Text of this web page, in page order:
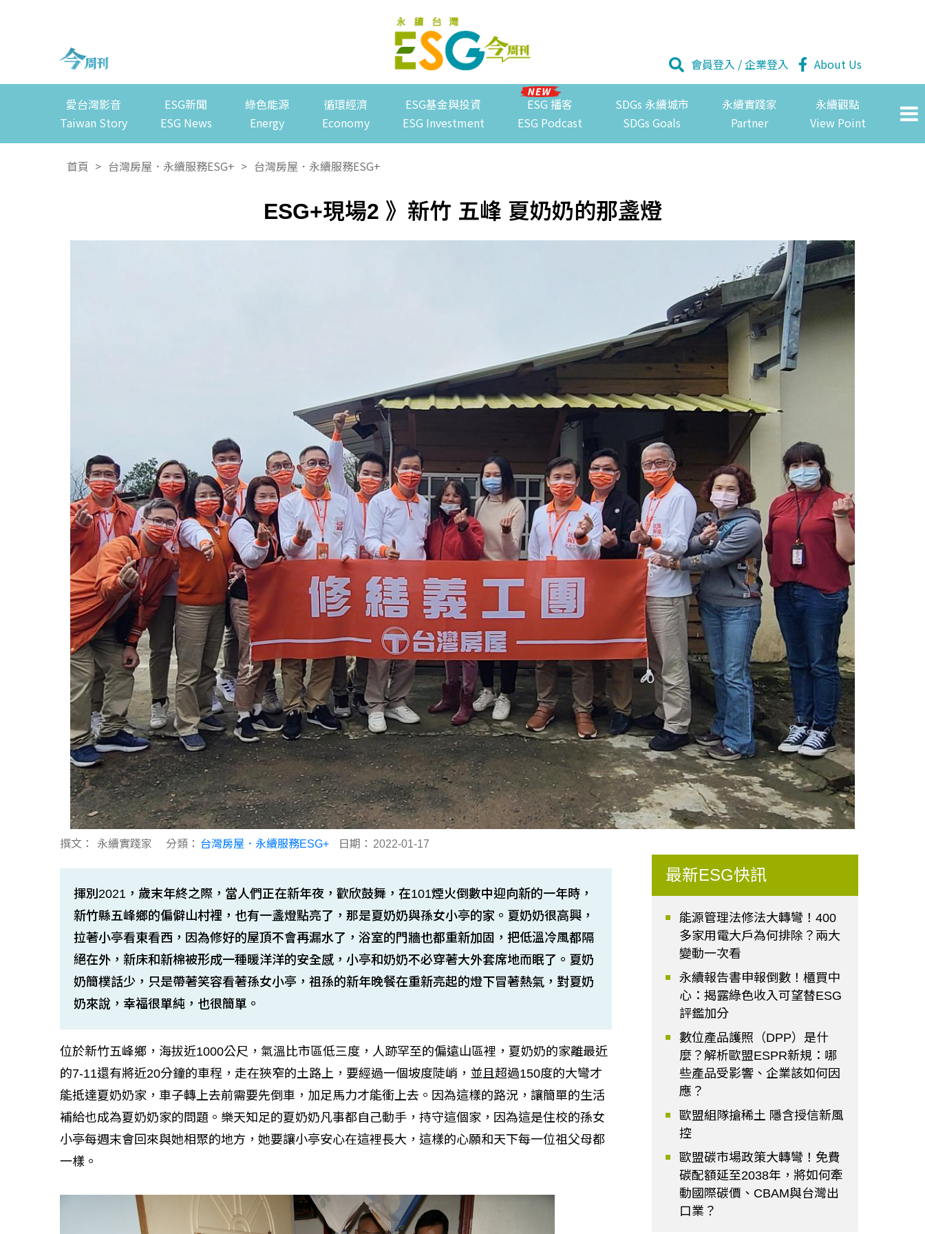
會員登入 /企業登入 About Us
愛台灣影音
Taiwan Story
ESG新聞
ESG News
綠色能源
Energy
循環經濟
Economy
ESG基金與投資
ESG Investment
ESG 播客
ESG Podcast
SDGs 永續城市
SDGs Goals
永續實踐家
Partner
永續觀點
View Point
首頁 > 台灣房屋．永續服務ESG+ > 台灣房屋．永續服務ESG+
ESG+現場2 》新竹 五峰 夏奶奶的那盞燈
撰文： 永續實踐家 分類： 台灣房屋．永續服務ESG+ 日期： 2022-01-17
揮別2021，歲末年終之際，當人們正在新年夜，歡欣鼓舞，在101煙火倒數中迎向新的一年時，
新竹縣五峰鄉的偏僻山村裡，也有一盞燈點亮了，那是夏奶奶與孫女小亭的家。夏奶奶很高興，
拉著小亭看東看西，因為修好的屋頂不會再漏水了，浴室的門牆也都重新加固，把低溫冷風都隔
絕在外，新床和新棉被形成一種暖洋洋的安全感，小亭和奶奶不必穿著大外套席地而眠了。夏奶
奶簡樸話少，只是帶著笑容看著孫女小亭，祖孫的新年晚餐在重新亮起的燈下冒著熱氣，對夏奶
奶來說，幸福很單純，也很簡單。
位於新竹五峰鄉，海拔近1000公尺，氣溫比市區低三度，人跡罕至的偏遠山區裡，夏奶奶的家離最近
的7-11還有將近20分鐘的車程，走在狹窄的土路上，要經過一個坡度陡峭，並且超過150度的大彎才
能抵達夏奶奶家，車子轉上去前需要先倒車，加足馬力才能衝上去。因為這樣的路況，讓簡單的生活
補給也成為夏奶奶家的問題。樂天知足的夏奶奶凡事都自己動手，持守這個家，因為這是住校的孫女
小亭每週末會回來與她相聚的地方，她要讓小亭安心在這裡長大，這樣的心願和天下每一位祖父母都
一樣。
最新ESG快訊
能源管理法修法大轉彎！400
多家用電大戶為何排除？兩大
變動一次看
永續報告書申報倒數！櫃買中
心：揭露綠色收入可望替ESG
評鑑加分
數位產品護照（DPP）是什
麼？解析歐盟ESPR新規：哪
些產品受影響、企業該如何因
應？
歐盟組隊搶稀土 隱含授信新風
控
歐盟碳市場政策大轉彎！免費
碳配額延至2038年，將如何牽
動國際碳價、CBAM與台灣出
口業？